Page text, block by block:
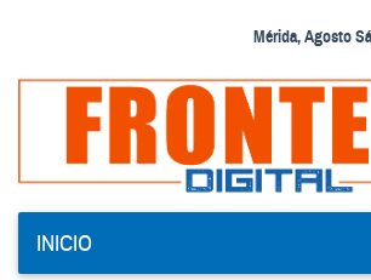
Mérida, Agosto
INICIO